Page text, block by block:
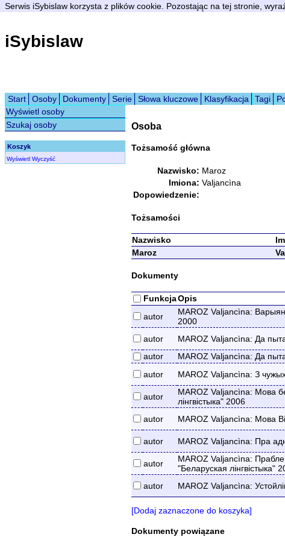
Serwis iSybislaw korzysta z plików cookie. Pozostając na tej stronie,
iSybislaw
Start
Osoby Dokumenty Serie Słowa kluczowe Klasyfikacja Tagi
Wyświetl osoby
Szukaj osoby
Koszyk
Wyświetl Wyczyść
Osoba
Tożsamość główna
Nazwisko: Maroz
Imiona: Valjancìna
Dopowiedzenie:
Tożsamości
Nazwisko
Maroz
Dokumenty
FunkcjaOpis
autor
MAROZ Valjancìna:
2000
autor MAROZ Valjancìna: Да
autor
MAROZ Valjancìna: Да
autor
MAROZ Valjancìna: З
autor
MAROZ Valjancìna: Мова
лінгвістыка" 2006
autor MAROZ Valjancìna: Мова
autor MAROZ Valjancìna: Пра
autor
MAROZ Valjancìna:
"Беларуская лінгвістыка"
autor MAROZ Valjancìna:
[Dodaj zaznaczone do koszyka]
Dokumenty powiązane